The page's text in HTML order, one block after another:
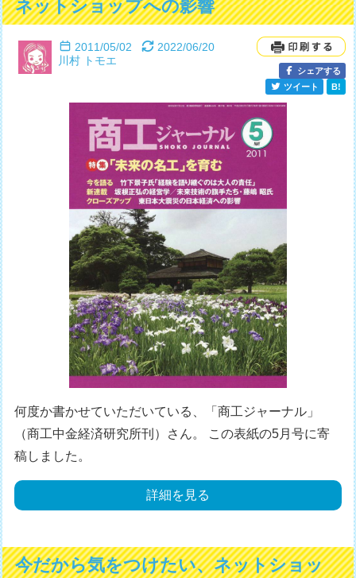
ネットショップへの影響
2011/05/02
2022/06/20
川村 トモエ
シェアする
ツイート
B!
何度か書かせていただいている、「商工ジャーナル」
（商工中金経済研究所刊）さん。 この表紙の5月号に寄
稿しました。
詳細を見る
今だから気をつけたい、ネットショッ